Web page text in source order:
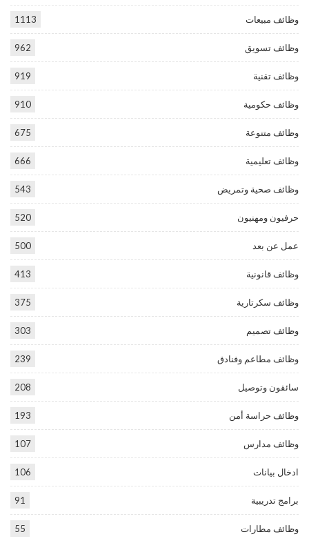
وظائف مبيعات 1113
وظائف تسويق 962
وظائف تقنية 919
وظائف حكومية 910
وظائف متنوعة 675
وظائف تعليمية 666
وظائف صحية وتمريض 543
حرفيون ومهنيون 520
عمل عن بعد 500
وظائف قانونية 413
وظائف سكرتارية 375
وظائف تصميم 303
وظائف مطاعم وفنادق 239
سائقون وتوصيل 208
وظائف حراسة أمن 193
وظائف مدارس 107
ادخال بيانات 106
برامج تدريبية 91
وظائف مطارات 55